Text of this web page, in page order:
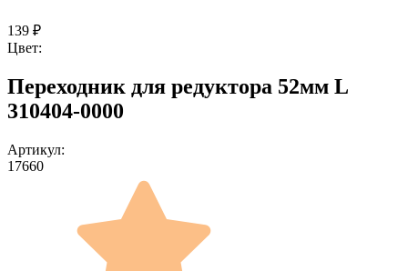
139 ₽
Цвет:
Переходник для редуктора 52мм L
310404-0000
Артикул:
17660